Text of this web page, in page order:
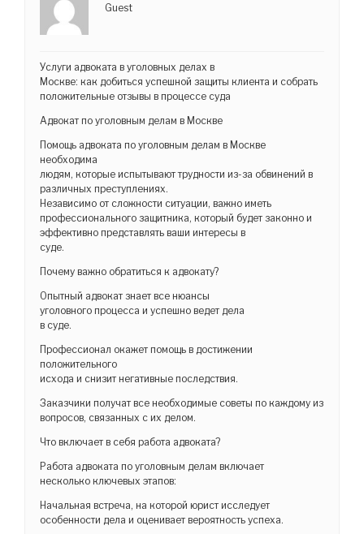
Guest
Услуги адвоката в уголовных делах в
Москве: как добиться успешной защиты клиента и собрать
положительные отзывы в процессе суда
Адвокат по уголовным делам в Москве
Помощь адвоката по уголовным делам в Москве
необходима
людям, которые испытывают трудности из-за обвинений в
различных преступлениях.
Независимо от сложности ситуации, важно иметь
профессионального защитника, который будет законно и
эффективно представлять ваши интересы в
суде.
Почему важно обратиться к адвокату?
Опытный адвокат знает все нюансы
уголовного процесса и успешно ведет дела
в суде.
Профессионал окажет помощь в достижении
положительного
исхода и снизит негативные последствия.
Заказчики получат все необходимые советы по каждому из
вопросов, связанных с их делом.
Что включает в себя работа адвоката?
Работа адвоката по уголовным делам включает
несколько ключевых этапов:
Начальная встреча, на которой юрист исследует
особенности дела и оценивает вероятность успеха.